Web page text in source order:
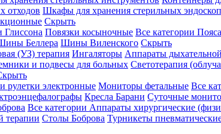
отходов Шкафы для хранения стерильных
Скрыть
Глиссона Повязки косыночные Все категории Пояса
Беллера Шины Виленского Скрыть
(УЗ) терапия Ингаляторы Аппараты
и подвесы для больных Светотерапия
рулетки электронные Мониторы фетальные Все
Кресла Барани Суточные
Все категории Аппараты хирургические
терапии Столы Боброва Турникеты